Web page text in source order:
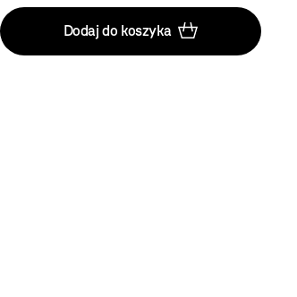
Dodaj do koszyka